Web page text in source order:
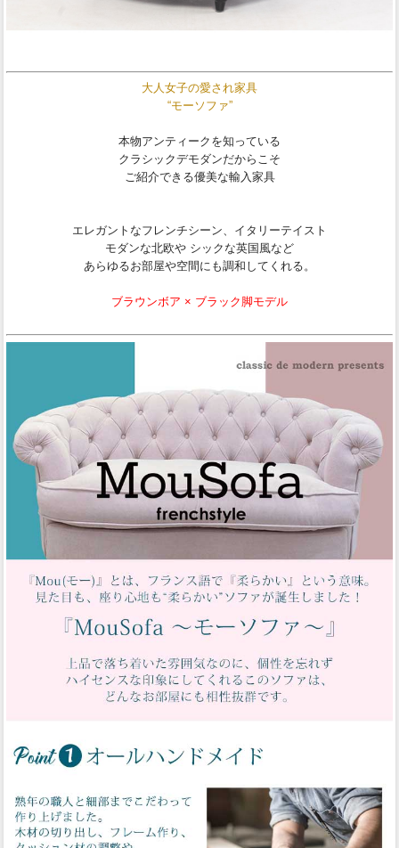
大人女子の愛され家具
“モーソファ”
本物アンティークを知っている
クラシックデモダンだからこそ
ご紹介できる優美な輸入家具
エレガントなフレンチシーン、イタリーテイスト
モダンな北欧や シックな英国風など
あらゆるお部屋や空間にも調和してくれる。
ブラウンボア × ブラック脚モデル